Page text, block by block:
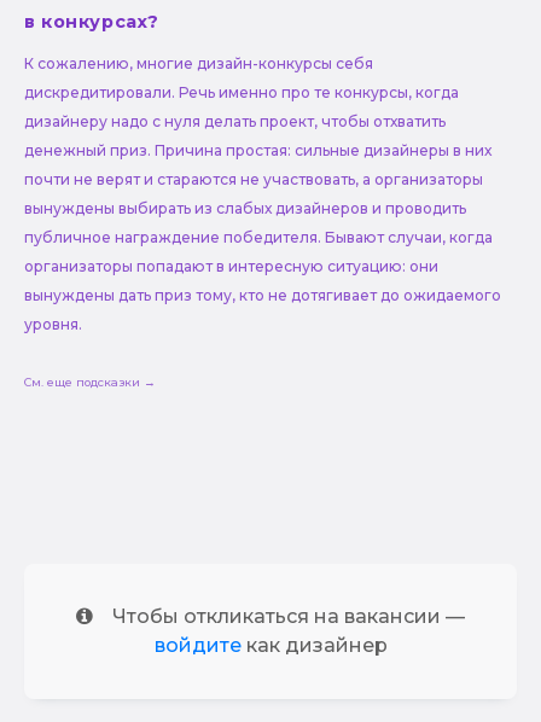
в конкурсах?
К сожалению, многие дизайн-конкурсы себя
дискредитировали. Речь именно про те конкурсы, когда
дизайнеру надо с нуля делать проект, чтобы отхватить
денежный приз. Причина простая: сильные дизайнеры в них
почти не верят и стараются не участвовать, а организаторы
вынуждены выбирать из слабых дизайнеров и проводить
публичное награждение победителя. Бывают случаи, когда
организаторы попадают в интересную ситуацию: они
вынуждены дать приз тому, кто не дотягивает до ожидаемого
уровня.
См. еще подсказки →
Чтобы откликаться на вакансии —
войдитекак дизайнер